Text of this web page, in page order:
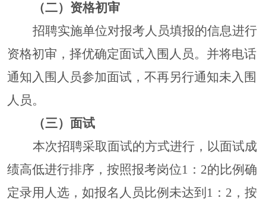
（二）资格初审
招聘实施单位对报考人员填报的信息进行
资格初审，择优确定面试入围人员。并将电话
通知入围人员参加面试，不再另行通知未入围
人员。
（三）面试
本次招聘采取面试的方式进行，以面试成
绩高低进行排序，按照报考岗位1： 2的比例确
定录用人选，如报名人员比例未达到 1： 2 ，按